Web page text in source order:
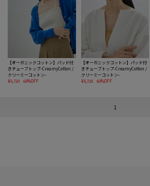
【オーガニックコットン】パッド付
きチューブトップ-CreamyCotton /
クリーミーコットン-
¥5,720
60%OFF
【オーガニックコットン】パッド付
きチューブトップ-CreamyCotton /
クリーミーコットン-
¥5,720
60%OFF
1